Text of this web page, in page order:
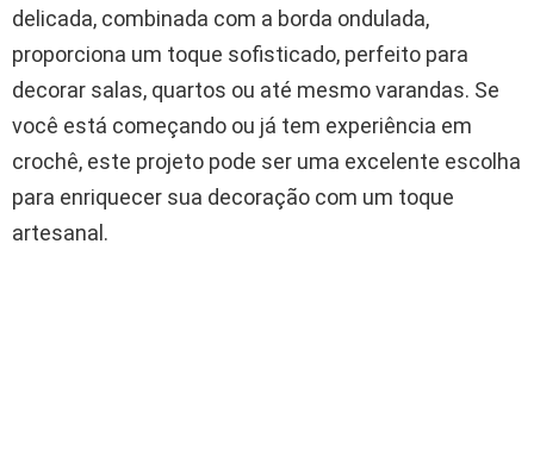
delicada, combinada com a borda ondulada,
proporciona um toque sofisticado, perfeito para
decorar salas, quartos ou até mesmo varandas. Se
você está começando ou já tem experiência em
crochê, este projeto pode ser uma excelente escolha
para enriquecer sua decoração com um toque
artesanal.